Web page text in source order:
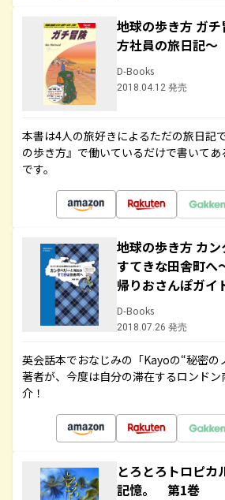
地球の歩き方 ガ
方社員の旅日記～
D-Books
2018.04.12 発売
本書は4人の旅好きによるただの旅日記
の歩き方』で働いているだけで書いて
です。
地球の歩き方 カ
すてきな田舎町へ
帰りおさんぽガイ
D-Books
2018.07.26 発売
英会話本でおなじみの「Kayoの“秘密の
著者が、今度は自分の滞在するロンド
介！
とろとろトロピ
記憶。 第1巻